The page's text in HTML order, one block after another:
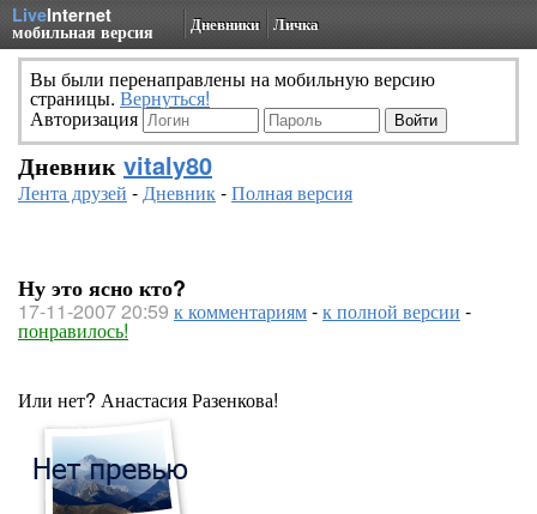
LiveInternet
мобильная версия Дневники Личка
Вы были перенаправлены на мобильную версию
страницы. Вернуться!
Авторизация
Дневник vitaly80
Лента друзей -Дневник-Полная версия
Ну это ясно кто?
17-11-2007 20:59 к комментариям-к полной версии -
понравилось!
Или нет? Анастасия Разенкова!